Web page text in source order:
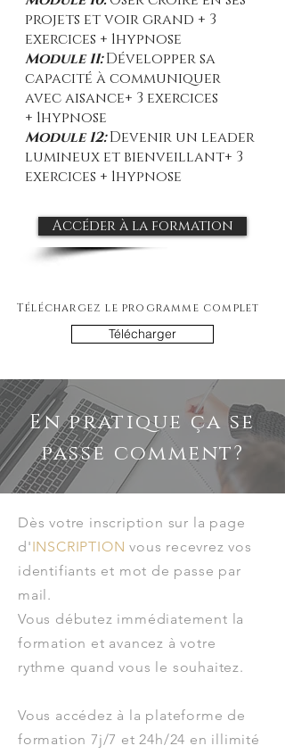
projets et voir grand + 3
exercices + 1hypnose
Module 11:Développer sa
capacité à communiquer
avec aisance+ 3 exercices
+ 1hypnose
Module 12:Devenir un leader
lumineux et bienveillant+ 3
exercices + 1hypnose
Accéder à la formation
Téléchargez le programme complet
Télécharger
En pratique ça se
passe comment?
Dès votre inscription sur la page
d'INSCRIPTION vous recevrez vos
identifiants et mot de passe par
mail.
Vous débutez immédiatement la
formation et avancez à votre
rythme quand vous le souhaitez.
Vous accédez à la plateforme de
formation 7j/7 et 24h/24 en illimité